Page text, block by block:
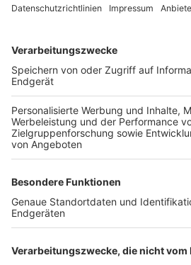
HÄUFIG BESUCHTE SEITEN
Trainerausbildung
Schulungsangebot Vereinsmitarbeiter
Trainerbörse
Login SpielPlus
FOLGE DEM BFV